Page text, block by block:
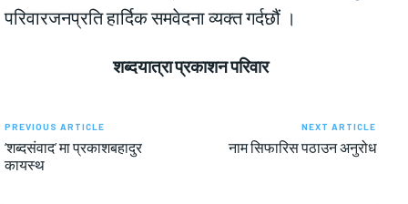
परिवारजनप्रति हार्दिक समवेदना व्यक्त गर्दछौं ।
शब्दयात्रा प्रकाशन परिवार
PREVIOUS ARTICLE
‘शब्दसंवाद’ मा प्रकाशबहादुर
कायस्थ
NEXT ARTICLE
नाम सिफारिस पठाउन अनुरोध